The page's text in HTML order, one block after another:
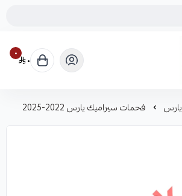
٠ ٠
يارس فحمات سيراميك يارس 2022-2025